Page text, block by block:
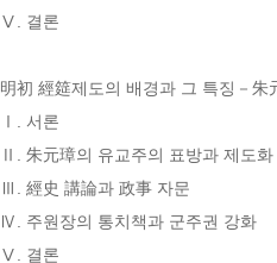
Ⅴ. 결론
明初 經筵제도의 배경과 그 특징－朱
Ⅰ. 서론
Ⅱ. 朱元璋의 유교주의 표방과 제도화
Ⅲ. 經史 講論과 政事 자문
Ⅳ. 주원장의 통치책과 군주권 강화
Ⅴ. 결론